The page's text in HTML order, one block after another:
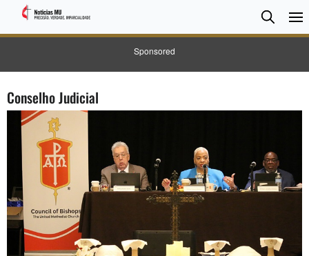
Sponsored
Search
Conselho Judicial